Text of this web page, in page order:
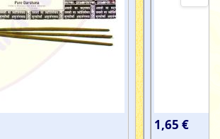
1,65 €